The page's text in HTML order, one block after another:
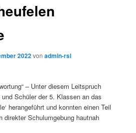
2022vonadmin-rsl
– Unter diesem Leitspruch
Schüler der 5. Klassen an das
herangeführt und konnten einen Teil
direkter Schulumgebung hautnah